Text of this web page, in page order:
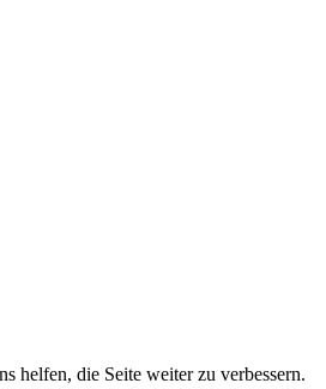
helfen, die Seite weiter zu verbessern.